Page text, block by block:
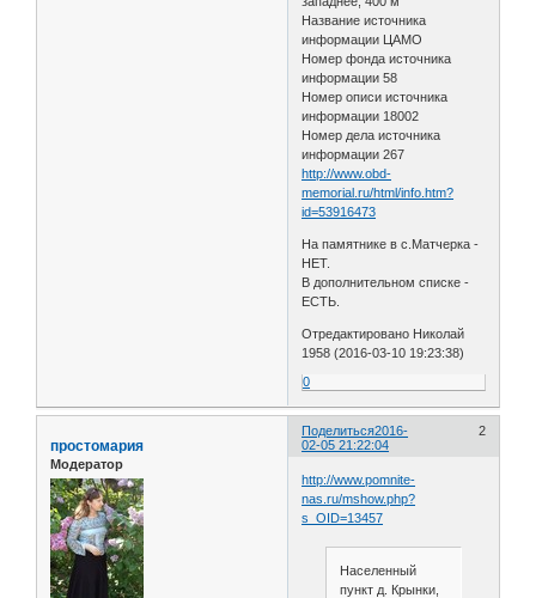
Название источника
информации ЦАМО
Номер фонда источника
информации 58
Номер описи источника
информации 18002
Номер дела источника
информации 267
http://www.obd-
memorial.ru/html/info.htm?
id=53916473
На памятнике в с.Матчерка -
НЕТ.
В дополнительном списке -
ЕСТЬ.
Отредактировано Николай
1958 (2016-03-10 19:23:38)
0
Поделиться 2
2016-
02-05 21:22:04
простомария
Модератор
http://www.pomnite-
nas.ru/mshow.php?
s_OID=13457
Населенный
пункт д. Крынки,